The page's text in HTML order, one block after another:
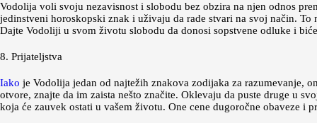
Vodolija voli svoju nezavisnost i slobodu bez obzira na njen odnos
jedinstveni horoskopski znak i uživaju da rade stvari na svoj način.
Dajte Vodoliji u svom životu slobodu da donosi sopstvene odluke i
8. Prijateljstva
Iako je Vodolija jedan od najtežih znakova zodijaka za razumevanje,
otvore, znajte da im zaista nešto značite. Oklevaju da puste druge u
koja će zauvek ostati u vašem životu. One cene dugoročne obaveze i